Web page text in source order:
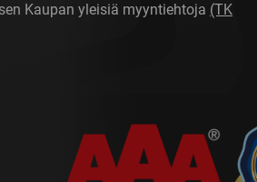
Kaupan yleisiä myyntiehtoja (TK